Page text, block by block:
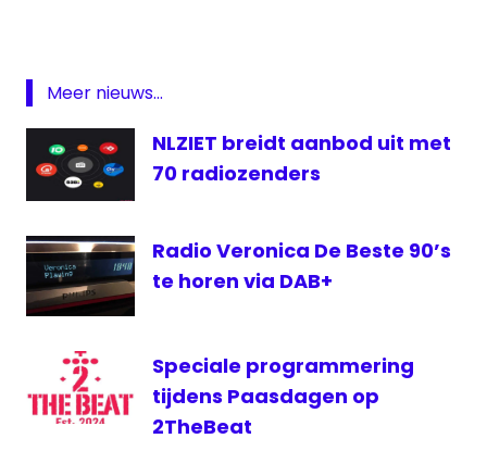
Sublime
Top
1000
Meer nieuws...
NLZIET breidt aanbod uit met
70 radiozenders
Radio Veronica De Beste 90’s
te horen via DAB+
Speciale programmering
tijdens Paasdagen op
2TheBeat